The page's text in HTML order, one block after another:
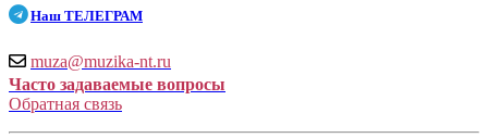
Наш ТЕЛЕГРАМ
muza@muzika-nt.ru
Часто задаваемые вопросы
Обратная связь